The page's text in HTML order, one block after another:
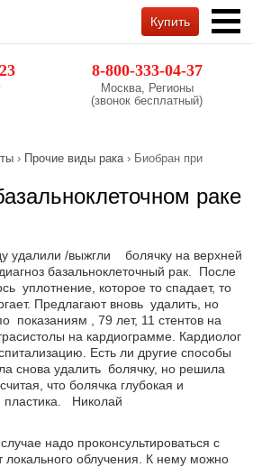
8-800-333-04-37
Москва, Регионы
(звонок бесплатный)
Купить
› Прочие виды рака› Биобран при
раке
удалили /выжгли болячку на верхней
базальноклеточный рак. После
уплотнение, которое то спадает, то
Предлагают вновь удалить, но
показаниям , 79 лет, 11 стентов на
на кардиограмме. Кардиолог
Есть ли другие способы
снова удалить болячку, но решила
что болячка глубокая и
пластика. Николай
надо проконсультироваться с
локального облучения. К нему можно